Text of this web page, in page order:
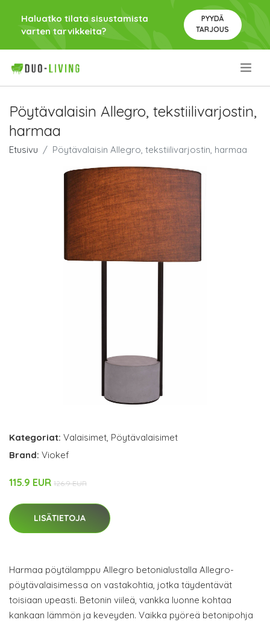
Haluatko tilata sisustamista
varten tarvikkeita?
PYYDÄ
TARJOUS
Pöytävalaisin Allegro, tekstiilivarjostin,
harmaa
Etusivu Pöytävalaisin Allegro, tekstiilivarjostin, harmaa
Kategoriat: Valaisimet, Pöytävalaisimet
Brand: Viokef
115.9 EUR 126.9 EUR
LISÄTIETOJA
Harmaa pöytälamppu Allegro betonialustalla Allegro-
pöytävalaisimessa on vastakohtia, jotka täydentävät
toisiaan upeasti. Betonin viileä, vankka luonne kohtaa
kankaan lämmön ja keveyden. Vaikka pyöreä betonipohja